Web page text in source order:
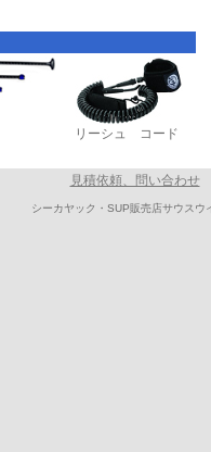
リーシュ コード
見積依頼、問い合わせ
シーカヤック・SUP販売店サウスウ